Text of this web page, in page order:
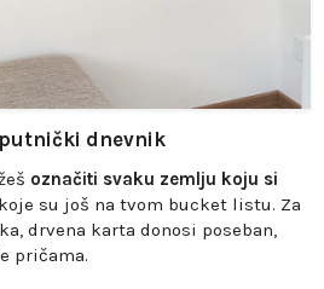
dnevnik
označiti svaku zemlju koju si
su još na tvom bucket listu. Za
drvena karta donosi poseban,
pričama.